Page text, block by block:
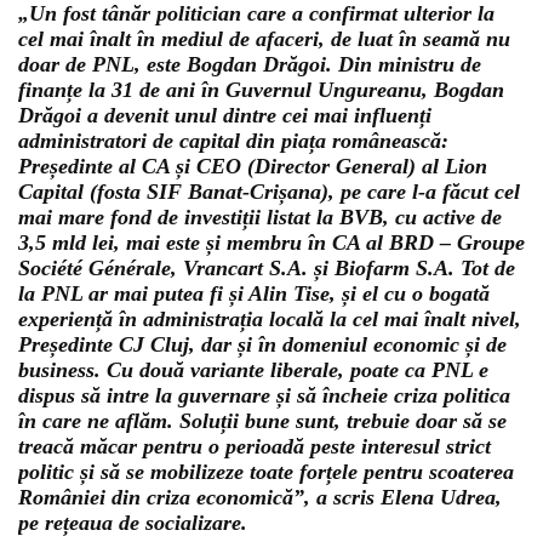
„Un fost tânăr politician care a confirmat ulterior la
cel mai înalt în mediul de afaceri, de luat în seamă nu
doar de PNL, este Bogdan Drăgoi. Din ministru de
finanțe la 31 de ani în Guvernul Ungureanu, Bogdan
Drăgoi a devenit unul dintre cei mai influenți
administratori de capital din piața românească:
Președinte al CA și CEO (Director General) al Lion
Capital (fosta SIF Banat-Crișana), pe care l-a făcut cel
mai mare fond de investiții listat la BVB, cu active de
3,5 mld lei, mai este și membru în CA al BRD – Groupe
Société Générale, Vrancart S.A. și Biofarm S.A. Tot de
la PNL ar mai putea fi și Alin Tise, și el cu o bogată
experiență în administrația locală la cel mai înalt nivel,
Președinte CJ Cluj, dar și în domeniul economic și de
business. Cu două variante liberale, poate ca PNL e
dispus să intre la guvernare și să încheie criza politica
în care ne aflăm. Soluții bune sunt, trebuie doar să se
treacă măcar pentru o perioadă peste interesul strict
politic și să se mobilizeze toate forțele pentru scoaterea
României din criza economică”, a scris Elena Udrea,
pe rețeaua de socializare.